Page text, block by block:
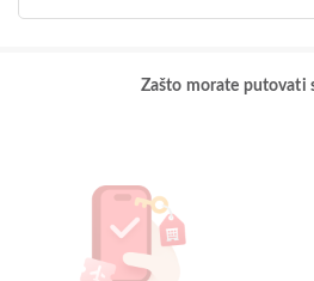
Zašto morate putovati